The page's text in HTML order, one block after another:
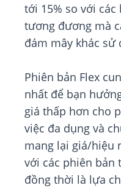
tới 15% so với
tương đương mà
đám mây khác sử
Phiên bản Flex
nhất để bạn
giá thấp hơn cho
việc đa dụng và
mang lại giá/hiệu
với các phiên bản
đồng thời là lựa